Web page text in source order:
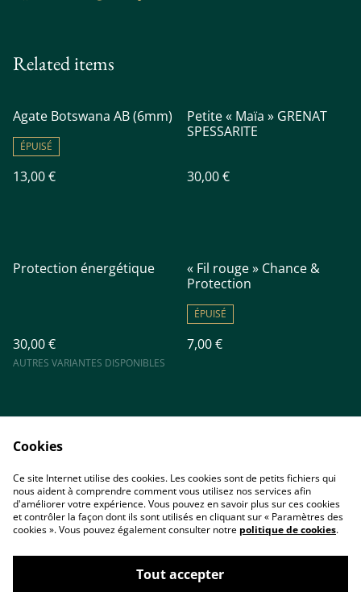
Related items
Agate Botswana AB (6mm)
ÉPUISÉ
13,00 €
Petite « Maïa » GRENAT
SPESSARITE
30,00 €
Protection énergétique
30,00 €
AUTRES VARIANTES DISPONIBLES
« Fil rouge » Chance &
Protection
ÉPUISÉ
7,00 €
Accueil
Contact
Conditions
Politique de
confidentialité
Cookies
Ce site Internet utilise des cookies. Les cookies sont de petits fichiers qui
nous aident à comprendre comment vous utilisez nos services afin
d'améliorer votre expérience. Vous pouvez en savoir plus sur ces cookies
et contrôler la façon dont ils sont utilisés en cliquant sur « Paramètres des
cookies ». Vous pouvez également consulter notre politique de cookies.
Tout accepter